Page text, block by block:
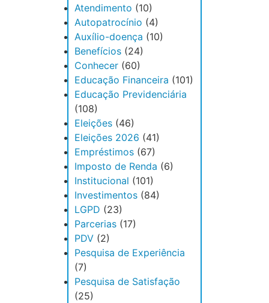
Atendimento (10)
Autopatrocínio (4)
Auxílio-doença (10)
Benefícios (24)
Conhecer (60)
Educação Financeira (101)
Educação Previdenciária
(108)
Eleições (46)
Eleições 2026 (41)
Empréstimos (67)
Imposto de Renda (6)
Institucional (101)
Investimentos (84)
LGPD (23)
Parcerias (17)
PDV (2)
Pesquisa de Experiência
(7)
Pesquisa de Satisfação
(25)